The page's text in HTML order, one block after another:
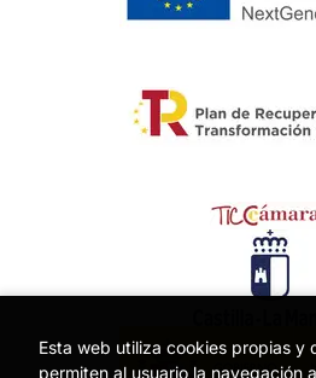
Esta web utiliza cookies propias y
permiten al usuario la navegación